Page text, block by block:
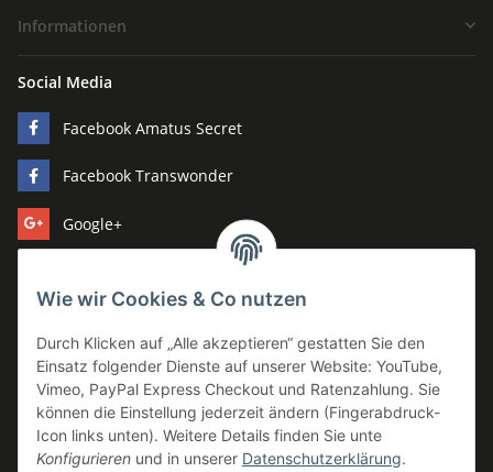
Informationen
Social Media
Facebook Amatus Secret
Facebook Transwonder
Google+
Hersteller
Amatus Secret
Bijoux Indiscrets
Wie wir Cookies & Co nutzen
Durch Klicken auf „Alle akzeptieren“ gestatten Sie den
Einsatz folgender Dienste auf unserer Website: YouTube,
Vimeo, PayPal Express Checkout und Ratenzahlung. Sie
können die Einstellung jederzeit ändern (Fingerabdruck-
Icon links unten). Weitere Details finden Sie unte
Konfigurieren und in unserer Datenschutzerklärung.